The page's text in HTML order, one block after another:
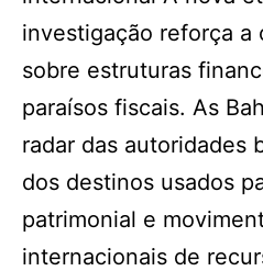
investigação reforça a
sobre estruturas
paraísos fiscais. As
radar das autoridades
dos destinos usados
patrimonial e
internacionais de